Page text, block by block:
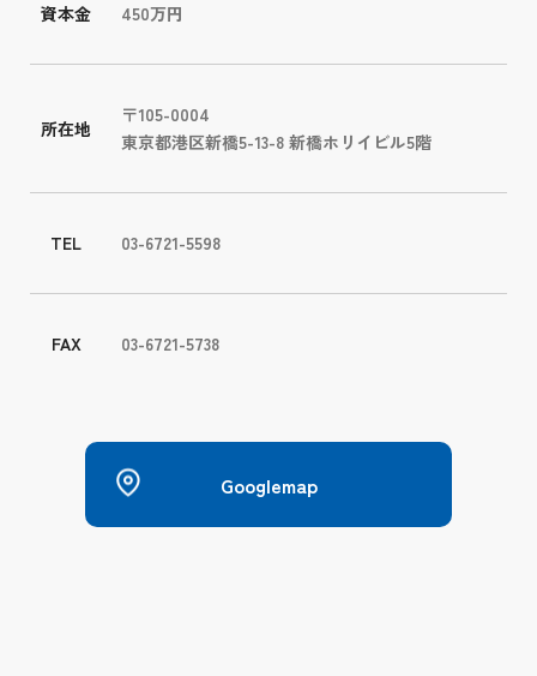
資本金 450万円
所在地
〒105-0004
東京都港区新橋5-13-8 新橋ホリイビル5階
TEL 03-6721-5598
FAX 03-6721-5738
Googlemap